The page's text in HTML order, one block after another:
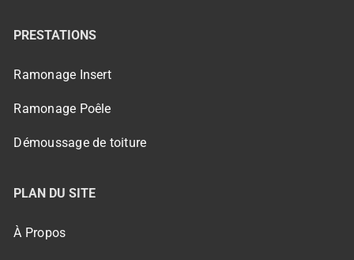
PRESTATIONS
Ramonage Insert
Ramonage Poêle
Démoussage de toiture
PLAN DU SITE
À Propos